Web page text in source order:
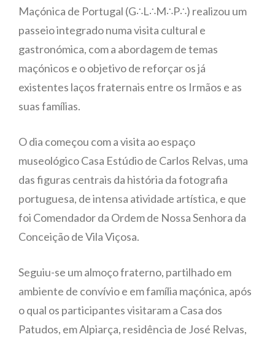
Maçónica de Portugal (G∴L∴M∴P∴) realizou um
passeio integrado numa visita cultural e
gastronómica, com a abordagem de temas
maçónicos e o objetivo de reforçar os já
existentes laços fraternais entre os Irmãos e as
suas famílias.
O dia começou com a visita ao espaço
museológico Casa Estúdio de Carlos Relvas, uma
das figuras centrais da história da fotografia
portuguesa, de intensa atividade artística, e que
foi Comendador da Ordem de Nossa Senhora da
Conceição de Vila Viçosa.
Seguiu-se um almoço fraterno, partilhado em
ambiente de convívio e em família maçónica, após
o qual os participantes visitaram a Casa dos
Patudos, em Alpiarça, residência de José Relvas,